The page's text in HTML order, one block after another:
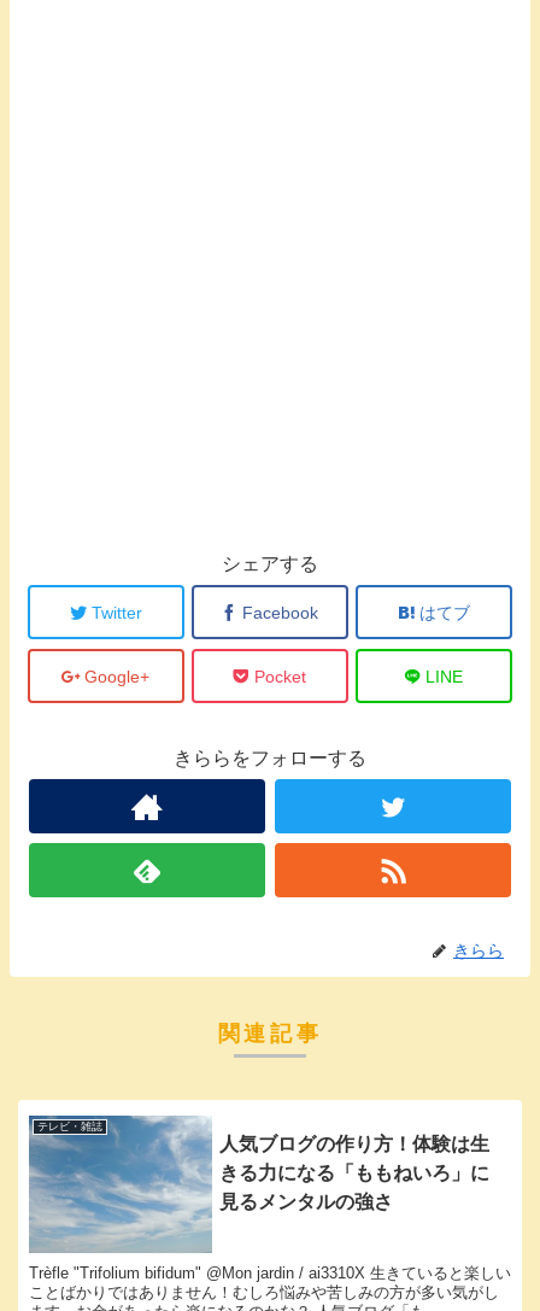
シェアする
Twitter Facebook はてブ
Google+ Pocket LINE
きららをフォローする
きらら
関連記事
テレビ・雑誌
人気ブログの作り方！体験は生
きる力になる「ももねいろ」に
見るメンタルの強さ
Trèfle "Trifolium bifidum" @Mon jardin / ai3310X 生きていると楽しい
ことばかりではありません！むしろ悩みや苦しみの方が多い気がし